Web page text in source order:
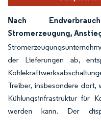
Nach
Stromerzeugung,
der Lieferungen ab,
Treiber, insbesondere dort,
Kühlungsinfrastruktur für
werden kann. Der